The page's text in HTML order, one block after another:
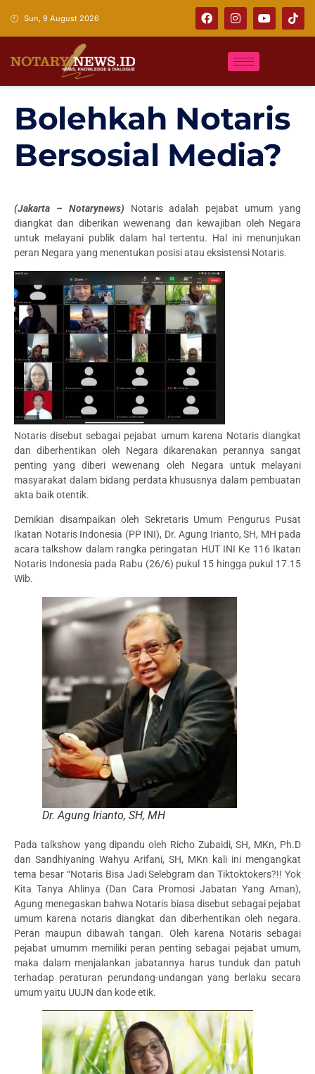
Sun, 9 August 2026
Bolehkah Notaris
Bersosial Media?
(Jakarta – Notarynews) Notaris adalah pejabat umum yang
diangkat dan diberikan wewenang dan kewajiban oleh Negara
untuk melayani publik dalam hal tertentu. Hal ini menunjukan
peran Negara yang menentukan posisi atau eksistensi Notaris.
Notaris disebut sebagai pejabat umum karena Notaris diangkat
dan diberhentikan oleh Negara dikarenakan perannya sangat
penting yang diberi wewenang oleh Negara untuk melayani
masyarakat dalam bidang perdata khususnya dalam pembuatan
akta baik otentik.
Demikian disampaikan oleh Sekretaris Umum Pengurus Pusat
Ikatan Notaris Indonesia (PP INI), Dr. Agung Irianto, SH, MH pada
acara talkshow dalam rangka peringatan HUT INI Ke 116 Ikatan
Notaris Indonesia pada Rabu (26/6) pukul 15 hingga pukul 17.15
Wib.
Dr. Agung Irianto, SH, MH
Pada talkshow yang dipandu oleh Richo Zubaidi, SH, MKn, Ph.D
dan Sandhiyaning Wahyu Arifani, SH, MKn kali ini mengangkat
tema besar “Notaris Bisa Jadi Selebgram dan Tiktoktokers?!! Yok
Kita Tanya Ahlinya (Dan Cara Promosi Jabatan Yang Aman),
Agung menegaskan bahwa Notaris biasa disebut sebagai pejabat
umum karena notaris diangkat dan diberhentikan oleh negara.
Peran maupun dibawah tangan. Oleh karena Notaris sebagai
pejabat umumm memiliki peran penting sebagai pejabat umum,
maka dalam menjalankan jabatannya harus tunduk dan patuh
terhadap peraturan perundang-undangan yang berlaku secara
umum yaitu UUJN dan kode etik.